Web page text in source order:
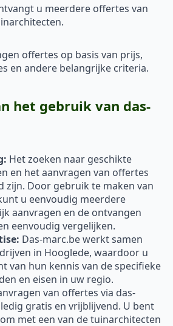
u meerdere offertes van
offertes op basis van prijs,
en andere belangrijke criteria.
het gebruik van das-
Het zoeken naar geschikte
en het aanvragen van offertes
zijn. Door gebruik te maken van
u eenvoudig meerdere
aanvragen en de ontvangen
eenvoudig vergelijken.
Das-marc.be werkt samen
in Hooglede, waardoor u
van hun kennis van de specifieke
en eisen in uw regio.
van offertes via das-
gratis en vrijblijvend. U bent
met een van de tuinarchitecten